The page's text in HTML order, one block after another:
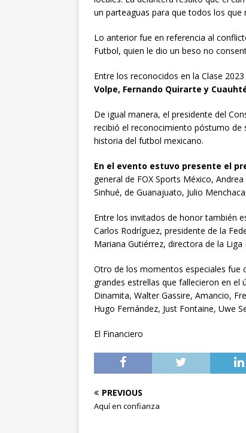
un parteaguas para que todos los que
Lo anterior fue en referencia al
Futbol, quien le dio un beso no
Entre los reconocidos en la Clase
Volpe, Fernando Quirarte y
De igual manera, el presidente del
recibió el reconocimiento póstumo de
historia del futbol mexicano.
En el evento estuvo presente el
general de FOX Sports México,
Sinhué, de Guanajuato, Julio
Entre los invitados de honor también
Carlos Rodríguez, presidente de la
Mariana Gutiérrez, directora de la Liga
Otro de los momentos especiales fue
grandes estrellas que fallecieron en el
Dinamita, Walter Gassire, Amancio,
Hugo Fernández, Just Fontaine, Uwe
El Financiero
PREVIOUS
Aquí en confianza